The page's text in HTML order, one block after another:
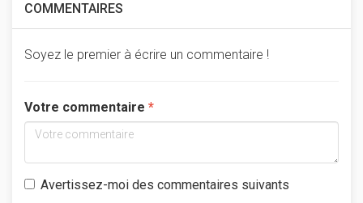
COMMENTAIRES
Soyez le premier à écrire un commentaire !
Votre commentaire
Avertissez-moi des commentaires suivants